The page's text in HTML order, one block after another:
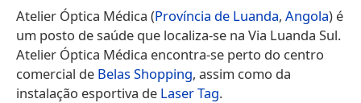
Atelier Óptica Médica (Província de Luanda, Angola) é
um posto de saúde que localiza-se na Via Luanda Sul.
Atelier Óptica Médica encontra-se perto do centro
comercial de Belas Shopping, assim como da
instalação esportiva de Laser Tag.